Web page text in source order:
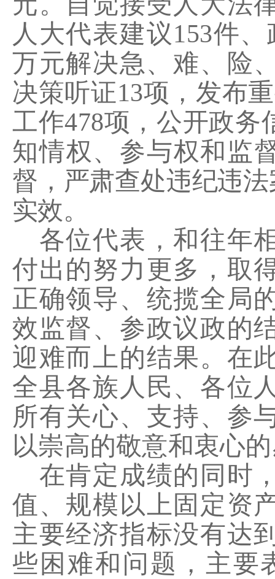
人大代表建议153件、
万元解决急、难、险
决策听证13项，发布
工作478项，公开政务
知情权、参与权和监
督，严肃查处违纪违
实效。
各位代表，和往年
付出的努力更多，取
正确领导、统揽全局
效监督、参政议政的
迎难而上的结果。在
全县各族人民、各位
所有关心、支持、参
以崇高的敬意和衷心
在肯定成绩的同时
值、规模以上固定资
主要经济指标没有达
些困难和问题，主要